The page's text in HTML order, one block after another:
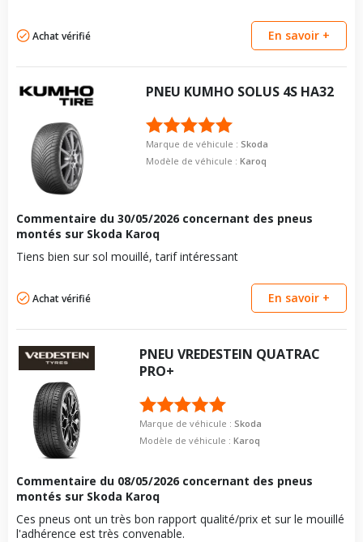
Achat vérifié En savoir +
PNEU KUMHO SOLUS 4S HA32
Marque de véhicule : Skoda
Modèle de véhicule : Karoq
Commentaire du 30/05/2026 concernant des pneus
montés sur Skoda Karoq
Tiens bien sur sol mouillé, tarif intéressant
Achat vérifié En savoir +
PNEUVREDESTEIN QUATRAC
PRO+
Marque de véhicule :Skoda
Modèle de véhicule :Karoq
Commentaire du 08/05/2026 concernant des pneus
montés sur Skoda Karoq
Ces pneus ont un très bon rapport qualité/prix et sur le mouillé
l'adhérence est très convenable.